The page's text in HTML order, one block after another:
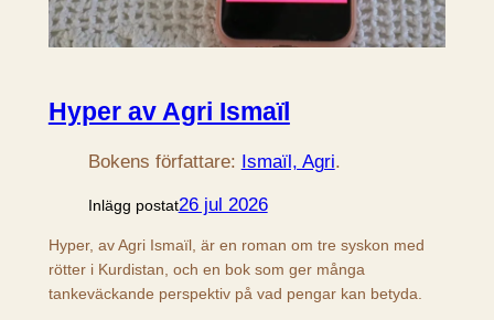
Hyper av Agri Ismaïl
Bokens författare: Ismaïl, Agri.
Inlägg postat26 jul 2026
Hyper, av Agri Ismaïl, är en roman om tre syskon med
rötter i Kurdistan, och en bok som ger många
tankeväckande perspektiv på vad pengar kan betyda.